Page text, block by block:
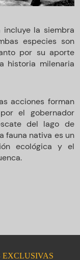
la siembra
especies son
por su aporte
historia milenaria
acciones forman
el gobernador
del lago de
fauna nativa es un
ecológica y el